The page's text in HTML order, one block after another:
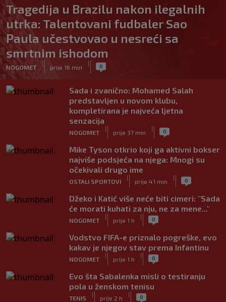
Tragedija u Brazilu nakon ilegalnih
utrka: Talentovani fudbaler Sao
Paula učestvovao u nesreći sa
smrtnim ishodom
NOGOMET
|
prije 16 min
| 0
Sada i zvanično: Mohamed Salah
predstavljen u novom klubu,
kompletirana je najveća ljetna
senzacija
NOGOMET
|
prije 37 min
| 0
Mike Tyson otkrio koji ga aktivni bokser
najviše podsjeća na njega: Mnogi su
očekivali drugo ime
OSTALI SPORTOVI
|
prije 41 min
| 0
Džeko i Katić više neće biti cimeri: "Sada
će morati kuhati za nju, ne za mene..."
NOGOMET
|
prije 1 h
| 0
Vodstvo FIFA-e priznalo pogreške, evo
kakav je njegov stav prema Infantinu
NOGOMET
|
prije 1 h
| 0
Evo šta Sabalenka misli o testiranju
pola u ženskom tenisu
TENIS
|
prije 2 h
| 0